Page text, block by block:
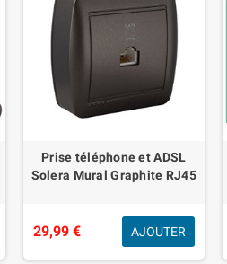
Prise téléphone et ADSL
Solera Mural Graphite RJ45
29,99 € AJOUTER